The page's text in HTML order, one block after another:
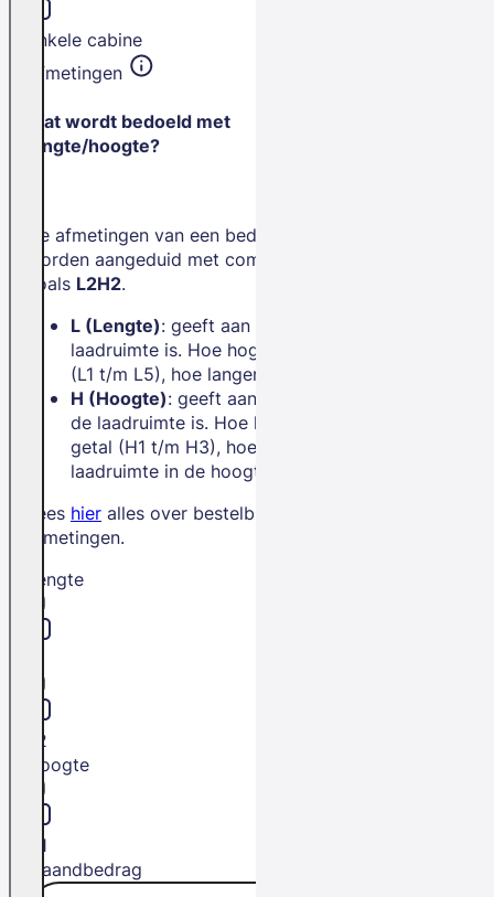
Enkele cabine
Afmetingen
Wat wordt bedoeld met
lengte/hoogte?
De afmetingen van een bedrijfswagen
worden aangeduid met combinaties
zoals L2H2.
L (Lengte): geeft aan hoe lang de
laadruimte is. Hoe hoger het getal
(L1 t/m L5), hoe langer de bus.
H (Hoogte): geeft aan hoe hoog
de laadruimte is. Hoe hoger het
getal (H1 t/m H3), hoe meer
laadruimte in de hoogte.
Lees hier alles over bestelbus
afmetingen.
Lengte
L2
Hoogte
H1
Maandbedrag